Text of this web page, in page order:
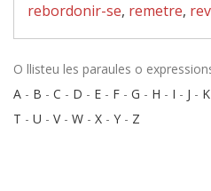
rebordonir-se, remetre,
O llisteu les paraules o
A - B - C - D - E - F - G - H - I - J - K
T - U - V- W - X - Y - Z